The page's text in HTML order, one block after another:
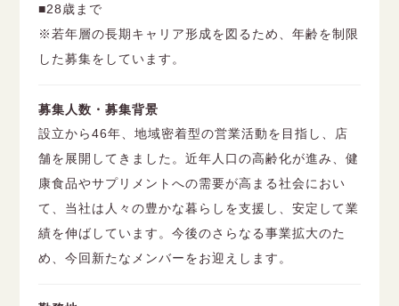
■28歳まで
※若年層の長期キャリア形成を図るため、年齢を制限
した募集をしています。
募集人数・募集背景
設立から46年、地域密着型の営業活動を目指し、店
舗を展開してきました。近年人口の高齢化が進み、健
康食品やサプリメントへの需要が高まる社会におい
て、当社は人々の豊かな暮らしを支援し、安定して業
績を伸ばしています。今後のさらなる事業拡大のた
め、今回新たなメンバーをお迎えします。